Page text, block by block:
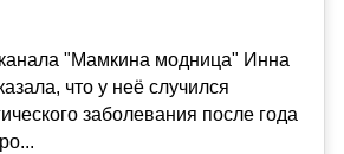
"Мамкина модница" Инна
что у неё случился
заболевания после года